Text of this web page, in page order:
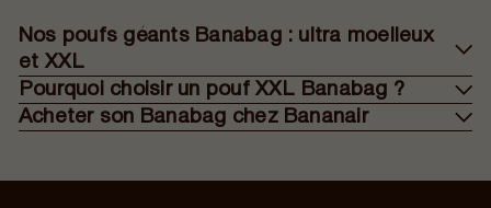
Nos poufs géants Banabag : ultra moelleux
et XXL
Pourquoi choisir un pouf XXL Banabag ?
Acheter son Banabag chez Bananair